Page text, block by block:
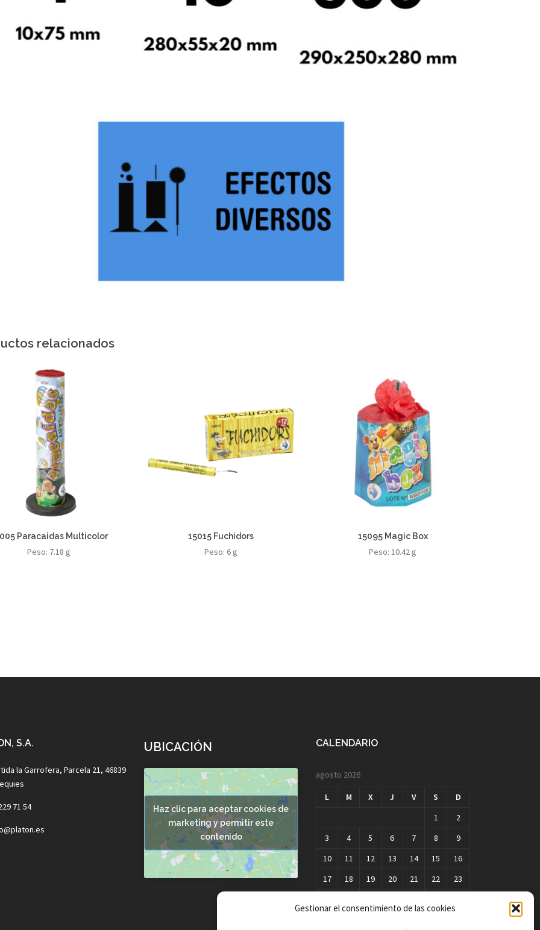
Gestionar el consentimiento de las cookies
relacionados
Paracaidas Multicolor
Peso: 7.18 g
15015 Fuchidors
Peso: 6 g
15095 Magic Box
Peso: 10.42 g
S.A.
la Garrofera, Parcela 21, 46839
71 54
UBICACIÓN
Haz clic para aceptar cookies de
marketing y permitir este
contenido
CALENDARIO
agosto 2026
L M X J V S
D
1
2
3
4 5 6 7 8
9
10
11 12 13 14 15
16
17
18 19 20 21 22
23